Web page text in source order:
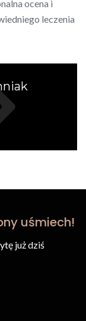
ocena i
leczenia
uśmiech!
już dziś